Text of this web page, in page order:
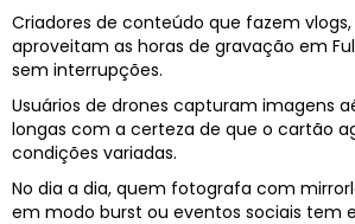
Criadores de conteúdo que fazem
aproveitam as horas de gravação em
sem interrupções.
Usuários de drones capturam imagens
longas com a certeza de que o cartão
condições variadas.
No dia a dia, quem fotografa com
em modo burst ou eventos sociais tem